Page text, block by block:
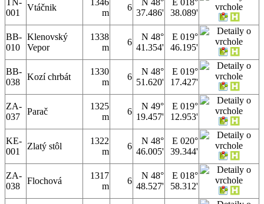
001
Vtáčnik
m
6
37.486'
38.089'
BB-
010
Klenovský
Vepor
1338
m
6
N 48°
41.354'
E 019°
46.195'
BB-
038
Kozí chrbát
1330
m
6
N 48°
51.620'
E 019°
17.427'
ZA-
037
Parač
1325
m
6
N 49°
19.457'
E 019°
12.953'
KE-
001
Zlatý stôl
1322
m
6
N 48°
46.005'
E 020°
39.344'
ZA-
038
Flochová
1317
m
6
N 48°
48.527'
E 018°
58.312'